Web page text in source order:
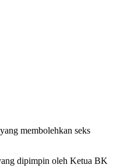
membolehkan seks
dipimpin oleh Ketua BK